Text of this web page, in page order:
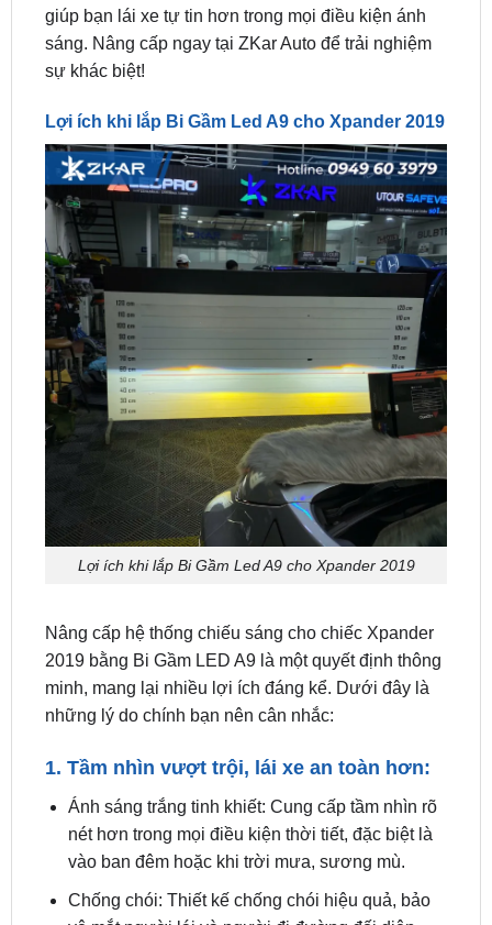
sự khác biệt!
Lợi ích khi lắp Bi Gầm Led A9 cho Xpander 2019
Lợi ích khi lắp Bi Gầm Led A9 cho Xpander 2019
Nâng cấp hệ thống chiếu sáng cho chiếc Xpander
minh, mang lại nhiều lợi ích đáng kể. Dưới đây là
những lý do chính bạn nên cân nhắc:
1. Tầm nhìn vượt trội, lái xe an toàn hơn:
nét hơn trong mọi điều kiện thời tiết, đặc biệt là
vào ban đêm hoặc khi trời mưa, sương mù.
Chống chói: Thiết kế chống chói hiệu quả, bảo
vệ mắt người lái và người đi đường đối diện.
Tầm chiếu xa: Ánh sáng chiếu xa hơn, giúp bạn